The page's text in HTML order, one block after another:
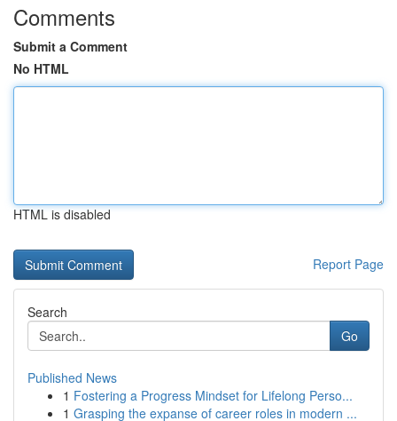
Comments
Submit a Comment
No HTML
HTML is disabled
Report Page
Search
Go
Published News
1 Fostering a Progress Mindset for Lifelong Perso...
1 Grasping the expanse of career roles in modern ...